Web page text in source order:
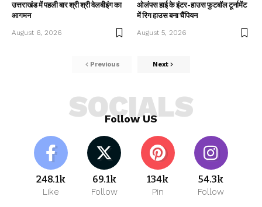
उत्तराखंड में पहली बार श्री श्री वेलबीइंग का
आगमन
August 6, 2026
ओलंपस हाई के इंटर-हाउस फुटबॉल टूर्नामेंट
में रिग हाउस बना चैंपियन
August 5, 2026
Previous Next
Follow US
SOCIALS
248.1k
Like
69.1k
Follow
134k
Pin
54.3k
Follow